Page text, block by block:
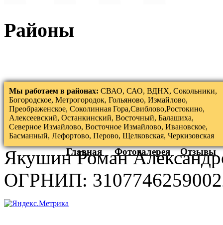
Районы
Мы работаем в районах: СВАО, САО, ВДНХ, Сокольники,
Богородское, Метрогородок, Гольяново, Измайлово,
Преображенское, Соколинная Гора,Свиблово,Ростокино,
Алексеевский, Останкинский, Восточный, Балашиха,
Северное Измайлово, Восточное Измайлово, Ивановское,
Басманный, Лефортово, Перово, Щелковская, Черкизовская
Главная Фотогалерея Отзывы
Якушин Роман
ОГРНИП: